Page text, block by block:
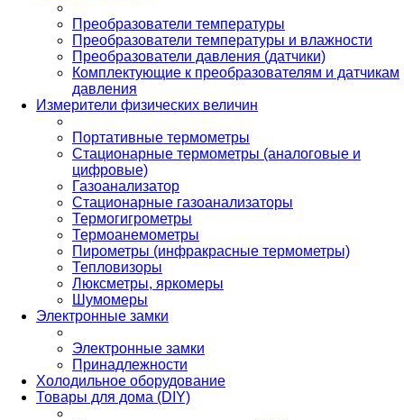
Преобразователи температуры
Преобразователи температуры и влажности
Преобразователи давления (датчики)
Комплектующие к преобразователям и датчикам
давления
Измерители физических величин
Портативные термометры
Стационарные термометры (аналоговые и
цифровые)
Газоанализатор
Стационарные газоанализаторы
Термогигрометры
Термоанемометры
Пирометры (инфракрасные термометры)
Тепловизоры
Люксметры, яркомеры
Шумомеры
Электронные замки
Электронные замки
Принадлежности
Холодильное оборудование
Товары для дома (DIY)